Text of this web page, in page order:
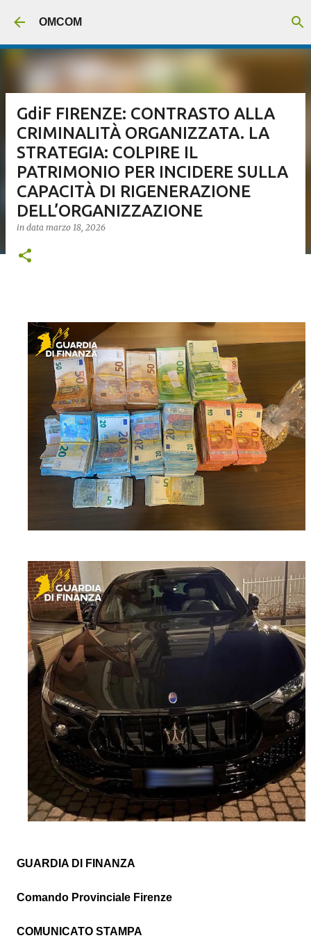
OMCOM
GdiF FIRENZE: CONTRASTO ALLA
CRIMINALITÀ ORGANIZZATA. LA
STRATEGIA: COLPIRE IL
PATRIMONIO PER INCIDERE SULLA
CAPACITÀ DI RIGENERAZIONE
DELL’ORGANIZZAZIONE
in data marzo 18, 2026
GUARDIA DI FINANZA
Comando Provinciale Firenze
COMUNICATO STAMPA